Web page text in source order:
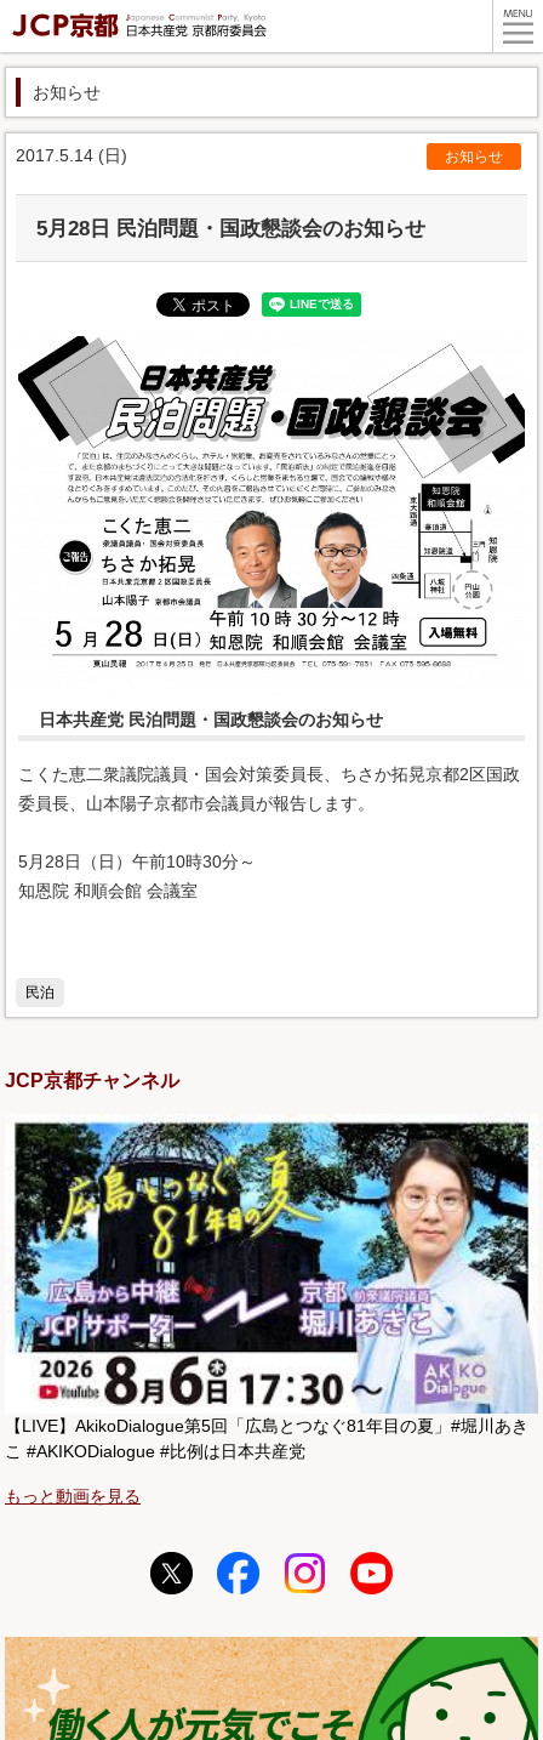
お知らせ
2017.5.14 (日) お知らせ
5月28日 民泊問題・国政懇談会のお知らせ
日本共産党 民泊問題・国政懇談会のお知らせ
こくた恵二衆議院議員・国会対策委員長、ちさか拓晃京都2区国政
委員長、山本陽子京都市会議員が報告します。
5月28日（日）午前10時30分～
知恩院 和順会館 会議室
民泊
JCP京都チャンネル
【LIVE】AkikoDialogue第5回「広島とつなぐ81年目の夏」#堀川あき
こ #AKIKODialogue #比例は日本共産党
もっと動画を見る